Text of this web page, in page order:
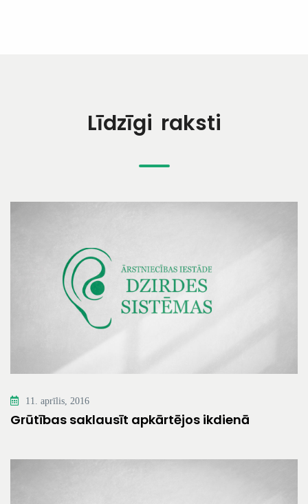
Līdzīgi raksti
11. aprīlis, 2016
Grūtības saklausīt apkārtējos ikdienā